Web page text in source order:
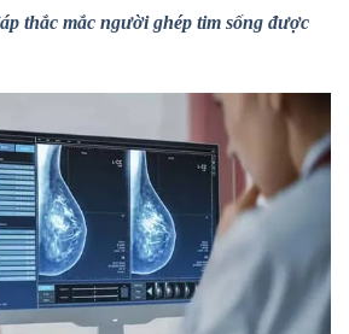
thắc mắc người ghép tim sống được